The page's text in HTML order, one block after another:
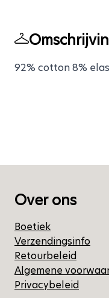
92% cotton 8%
Over ons
Boetiek
Verzendingsinfo
Retourbeleid
Algemene
Privacybeleid